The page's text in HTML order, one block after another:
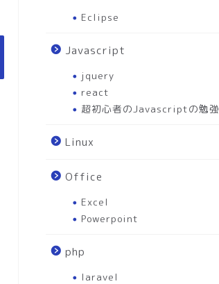
Eclipse
Javascript
jquery
react
超初心者のJavascriptの勉強
Linux
Office
Excel
Powerpoint
php
laravel